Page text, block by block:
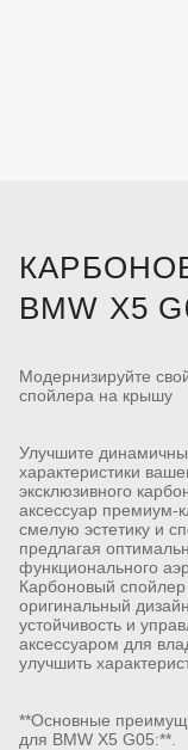
BMW X5
Модернизируйте
спойлера на крышу
Улучшите
характеристики
эксклюзивного
аксессуар премиум-
смелую эстетику и
предлагая
функционального
Карбоновый
оригинальный
устойчивость и
аксессуаром для
улучшить
**Основные
для BMW X5 G05:**.